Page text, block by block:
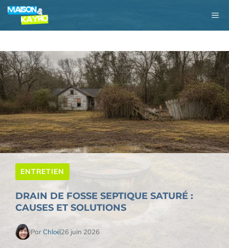
Aller
contenu
ENTRETIEN
DRAIN DE FOSSE SEPTIQUE SATURÉ :
CAUSES ET SOLUTIONS
ParChloé26 juin 2026